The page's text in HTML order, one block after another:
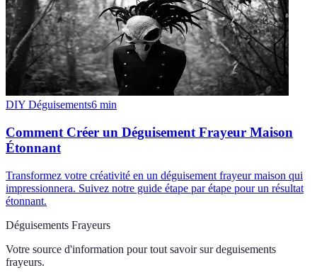
DIY Déguisements6 min
Comment Créer un Déguisement Frayeur Maison
Étonnant
Transformez votre créativité en un déguisement frayeur maison qui
impressionnera. Suivez notre guide étape par étape pour un résultat
étonnant.
Déguisements Frayeurs
Votre source d'information pour tout savoir sur deguisements
frayeurs.